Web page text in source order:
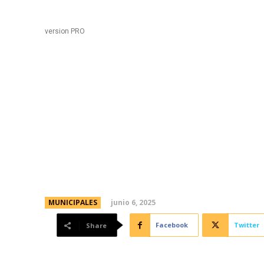
version PRO
MUNICIPALES junio 6, 2025
Share Facebook Twitter